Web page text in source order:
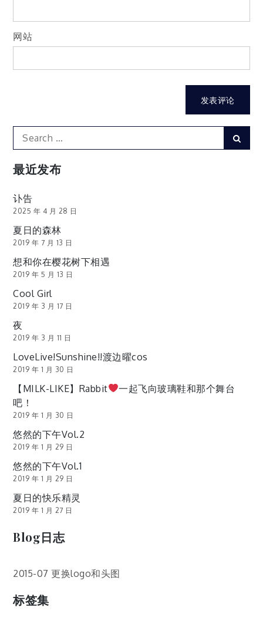
网站
Search
for:
最近发布
讣告
2025 年 4 月 28 日
夏日的森林
2019 年 7 月 13 日
想和你在樱花树下相遇
2019 年 5 月 13 日
Cool Girl
2019 年 3 月 17 日
夜
2019 年 3 月 11 日
LoveLive!Sunshine!!渡边曜cos
2019 年 1 月 30 日
【MILK-LIKE】Rabbit
一起飞向玻璃鞋和那个舞台
吧！
2019 年 1 月 30 日
悠然的下午Vol.2
2019 年 1 月 29 日
悠然的下午Vol.1
2019 年 1 月 29 日
夏日的快乐精灵
2019 年 1 月 27 日
Blog日志
2015-07 更换logo和头图
标签集